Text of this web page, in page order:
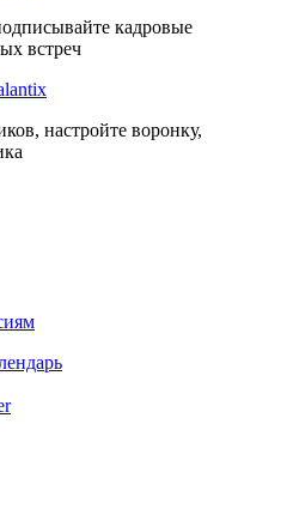
кадровые
встреч
настройте воронку,